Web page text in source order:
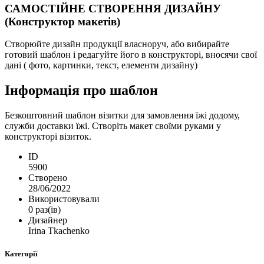
САМОСТІЙНЕ СТВОРЕННЯ ДИЗАЙНУ
(Конструктор макетів)
Створюйте дизайн продукції власноруч, або вибирайте
готовий шаблон і редагуйте його в конструкторі, вносячи свої
дані ( фото, картинки, текст, елементи дизайну)
Інформація про шаблон
Безкоштовний шаблон візитки для замовлення їжі додому,
служби доставки їжі. Створіть макет своїми руками у
конструкторі візиток.
ID
5900
Створено
28/06/2022
Використовували
0 раз(ів)
Дизайнер
Irina Tkachenko
Категорії